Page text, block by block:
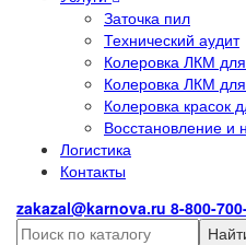
Заточка пил
Технический аудит
Колеровка ЛКМ
Колеровка ЛКМ
Колеровка красок
Восстановление и
Логистика
Контакты
zakazal@karnova.ru 8-800-